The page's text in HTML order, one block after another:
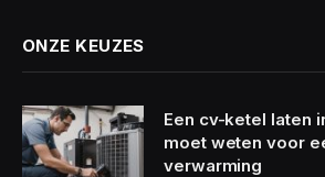
ONZE KEUZES
Een cv-ketel laten
moet weten voor
verwarming